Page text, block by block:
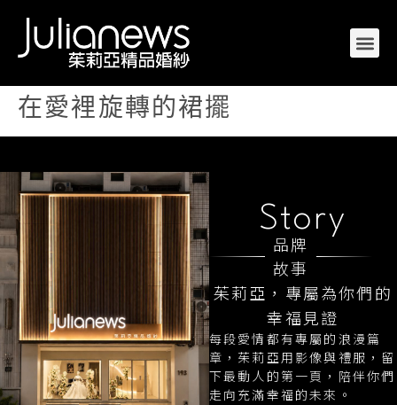
在愛裡旋轉的裙擺
Story
品牌
故事
茱莉亞，專屬為你們的
幸福見證
每段愛情都有專屬的浪漫篇
章，茱莉亞用影像與禮服，留
下最動人的第一頁，陪伴你們
走向充滿幸福的未來。